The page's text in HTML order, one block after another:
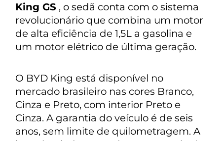
King GS , o sedã conta com o sistema
revolucionário que combina um motor
de alta eficiência de 1,5L a gasolina e
um motor elétrico de última geração.
O BYD King está disponível no
mercado brasileiro nas cores Branco,
Cinza e Preto, com interior Preto e
Cinza. A garantia do veículo é de seis
anos, sem limite de quilometragem. A